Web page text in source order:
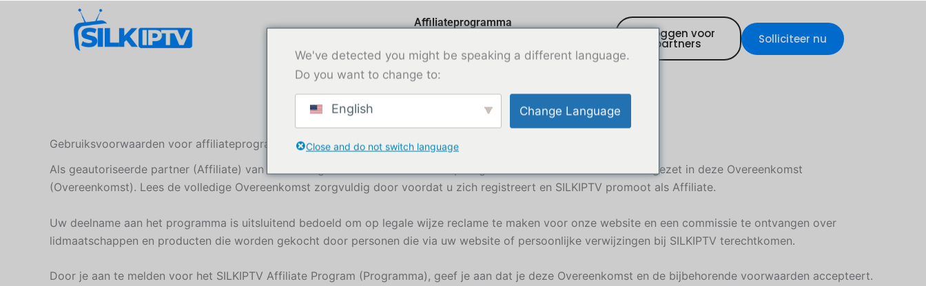
Affiliateprogramma
Gebruiksvoorwaarden voor affiliateprogramma's
Inloggen voor
partners Solliciteer nu
Gebruiksvoorwaarden voor affiliateprogramma's
Als geautoriseerde partner (Affiliate) van SILKIPTV gaat u akkoord met de bepalingen en voorwaarden zoals uiteengezet in deze Overeenkomst
(Overeenkomst). Lees de volledige Overeenkomst zorgvuldig door voordat u zich registreert en SILKIPTV promoot als Affiliate.
Uw deelname aan het programma is uitsluitend bedoeld om op legale wijze reclame te maken voor onze website en een commissie te ontvangen over
lidmaatschappen en producten die worden gekocht door personen die via uw website of persoonlijke verwijzingen bij SILKIPTV terechtkomen.
Door je aan te melden voor het SILKIPTV Affiliate Program (Programma), geef je aan dat je deze Overeenkomst en de bijbehorende voorwaarden accepteert.
We've detected you might be speaking a different language.
Do you want to change to:
English Change Language
Close and do not switch language